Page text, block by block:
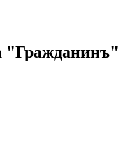
"Гражданинъ"